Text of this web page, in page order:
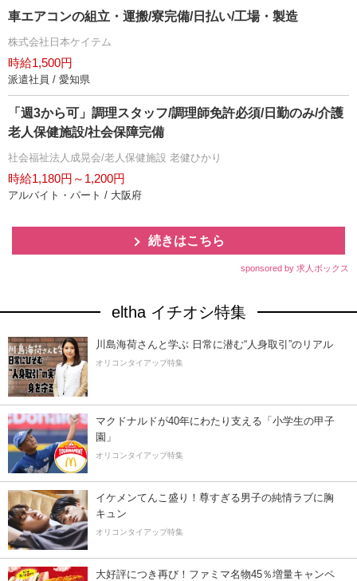
車エアコンの組立・運搬/寮完備/日払い/工場・製造
株式会社日本ケイテム
時給1,500円
派遣社員 / 愛知県
「週3から可」調理スタッフ/調理師免許必須/日勤のみ/介護
老人保健施設/社会保障完備
社会福祉法人成晃会/老人保健施設 老健ひかり
時給1,180円～1,200円
アルバイト・パート / 大阪府
続きはこちら
sponsored by 求人ボックス
eltha イチオシ特集
川島海荷さんと学ぶ 日常に潜む“人身取引”のリアル
オリコンタイアップ特集
マクドナルドが40年にわたり支える「小学生の甲子
園」
オリコンタイアップ特集
イケメンてんこ盛り！尊すぎる男子の純情ラブに胸
キュン
オリコンタイアップ特集
大好評につき再び！ファミマ名物45％増量キャンペ